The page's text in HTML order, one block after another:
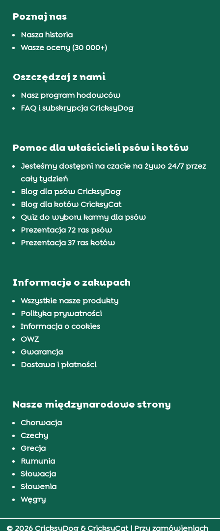
Poznaj nas
Nasza historia
Wasze oceny (30 000+)
Oszczędzaj z nami
Nasz program hodowców
FAQ i subskrypcja CricksyDog
Pomoc dla właścicieli psów i kotów
Jesteśmy dostępni na czacie na żywo 24/7 przez
cały tydzień
Blog dla psów CricksyDog
Blog dla kotów CricksyCat
Quiz do wyboru karmy dla psów
Prezentacja 72 ras psów
Prezentacja 37 ras kotów
Informacje o zakupach
Wszystkie nasze produkty
Polityka prywatności
Informacja o cookies
OWZ
Gwarancja
Dostawa i płatności
Nasze międzynarodowe strony
Chorwacja
Czechy
Grecja
Rumunia
Słowacja
Słowenia
Węgry
© 2026 CricksyDog & CricksyCat| Przy zamówieniach